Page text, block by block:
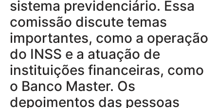
sistema previdenciário. Essa
comissão discute temas
importantes, como a operação
do INSS e a atuação de
instituições financeiras, como
o Banco Master. Os
depoimentos das pessoas